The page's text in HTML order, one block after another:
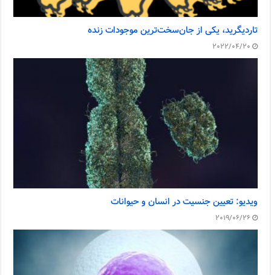
تاردیگرید، یکی از جان‌سخت‌ترین موجودات زنده
2022/04/20
ویدیو: تعیین جنسیت در انسان و حیوانات
2019/06/26